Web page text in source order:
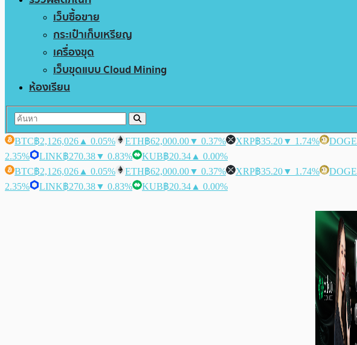
เว็บซื้อขาย
กระเป๋าเก็บเหรียญ
เครื่องขุด
เว็บขุดแบบ Cloud Mining
ห้องเรียน
BTC฿2,126,026 ▲ 0.05% ETH฿62,000.00▼ 0.37% XRP฿35.20▼ 1.74% DOGE
2.35%
LINK฿270.38▼ 0.83% KUB฿20.34 ▲ 0.00%
BTC฿2,126,026 ▲ 0.05% ETH฿62,000.00▼ 0.37% XRP฿35.20▼ 1.74% DOGE
2.35%
LINK฿270.38▼ 0.83% KUB฿20.34 ▲ 0.00%